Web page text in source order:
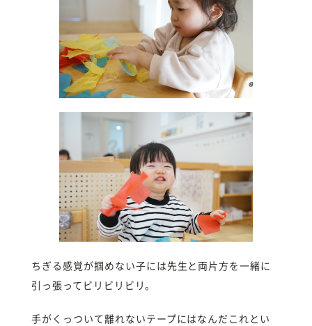
ちぎる感覚が掴めない子には先生と両片方を一緒に
引っ張ってビリビリビリ。
手がくっついて離れないテープにはなんだこれとい